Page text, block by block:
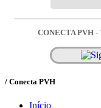
CONECTA PVH -
/ Conecta PVH
Início